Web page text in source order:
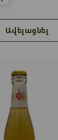
Ավելացնել